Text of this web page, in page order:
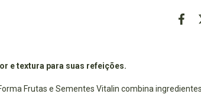
e textura para suas refeições.
Frutas e Sementes Vitalin combina